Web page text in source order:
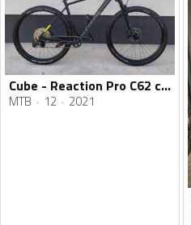
Cube - Reaction Pro C62 carbon 29
MTB 12 2021